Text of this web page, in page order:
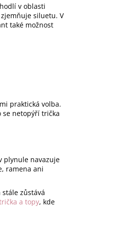
v oblasti
siluetu. V
také možnost
praktická volba.
se netopýří trička
plynule navazuje
ramena ani
zůstává
a topy, kde